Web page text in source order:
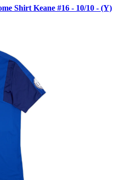
Shirt Keane #16 - 10/10 - (Y)